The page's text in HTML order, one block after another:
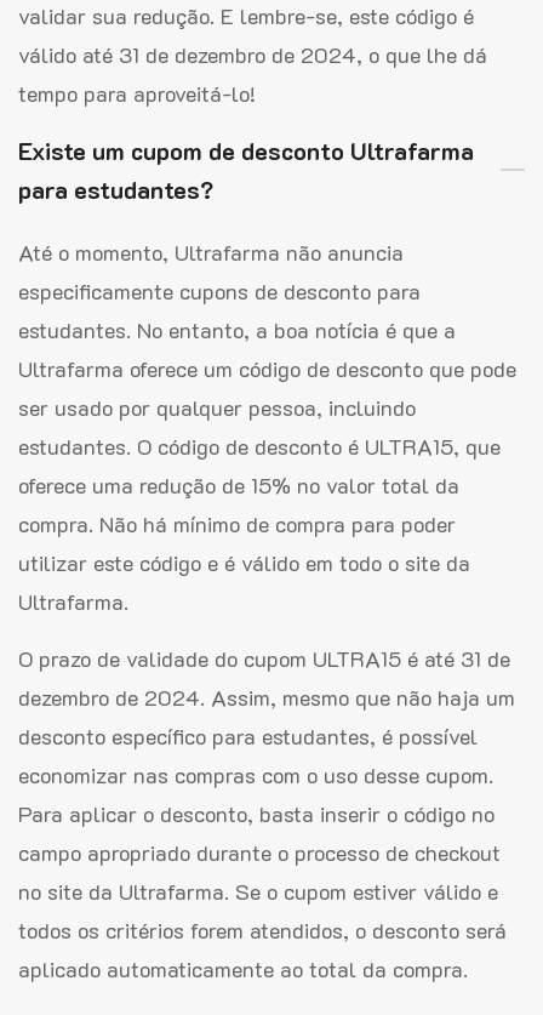
validar sua redução. E lembre-se, este código é
válido até 31 de dezembro de 2024, o que lhe dá
tempo para aproveitá-lo!
Existe um cupom de desconto Ultrafarma
para estudantes?
Até o momento, Ultrafarma não anuncia
especificamente cupons de desconto para
estudantes. No entanto, a boa notícia é que a
Ultrafarma oferece um código de desconto que pode
ser usado por qualquer pessoa, incluindo
estudantes. O código de desconto é ULTRA15, que
oferece uma redução de 15% no valor total da
compra. Não há mínimo de compra para poder
utilizar este código e é válido em todo o site da
Ultrafarma.
O prazo de validade do cupom ULTRA15 é até 31 de
dezembro de 2024. Assim, mesmo que não haja um
desconto específico para estudantes, é possível
economizar nas compras com o uso desse cupom.
Para aplicar o desconto, basta inserir o código no
campo apropriado durante o processo de checkout
no site da Ultrafarma. Se o cupom estiver válido e
todos os critérios forem atendidos, o desconto será
aplicado automaticamente ao total da compra.